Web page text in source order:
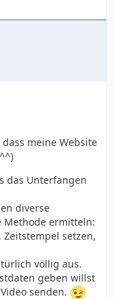
meine Website
das Unterfangen
diverse
Methode ermitteln:
setzen,
völlig aus.
geben willst
senden.